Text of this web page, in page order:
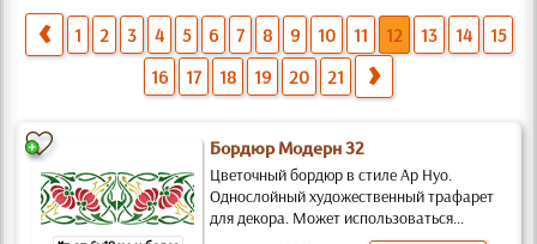
1 2 3 4 5 6 7 8 9 10 11 12 13 14
15
16
17 18 19 20 21
Бордюр Модерн 32
Цветочный бордюр в стиле Ар Нуо.
Однослойный художественный трафарет
для декора. Может использоватьcя...